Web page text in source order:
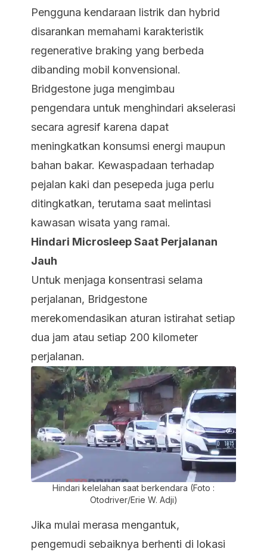
Pengguna kendaraan listrik dan hybrid
disarankan memahami karakteristik
regenerative braking yang berbeda
dibanding mobil konvensional.
Bridgestone juga mengimbau
pengendara untuk menghindari akselerasi
secara agresif karena dapat
meningkatkan konsumsi energi maupun
bahan bakar. Kewaspadaan terhadap
pejalan kaki dan pesepeda juga perlu
ditingkatkan, terutama saat melintasi
kawasan wisata yang ramai.
Hindari Microsleep Saat Perjalanan
Jauh
Untuk menjaga konsentrasi selama
perjalanan, Bridgestone
merekomendasikan aturan istirahat setiap
dua jam atau setiap 200 kilometer
perjalanan.
Hindari kelelahan saat berkendara (Foto :
Otodriver/Erie W. Adji)
Jika mulai merasa mengantuk,
pengemudi sebaiknya berhenti di lokasi